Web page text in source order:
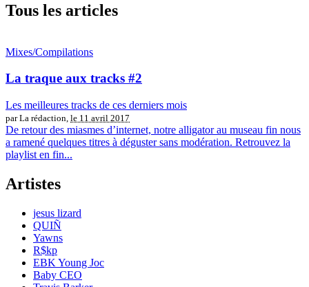
Tous les articles
Mixes/Compilations
La traque aux tracks #2
Les meilleures tracks de ces derniers mois
par La rédaction, le 11 avril 2017
De retour des miasmes d’internet, notre alligator au museau fin nous
a ramené quelques titres à déguster sans modération. Retrouvez la
playlist en fin...
Artistes
jesus lizard
QUIÑ
Yawns
R$kp
EBK Young Joc
Baby CEO